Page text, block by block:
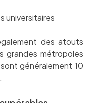
universitaires
des atouts
grandes métropoles
généralement 10